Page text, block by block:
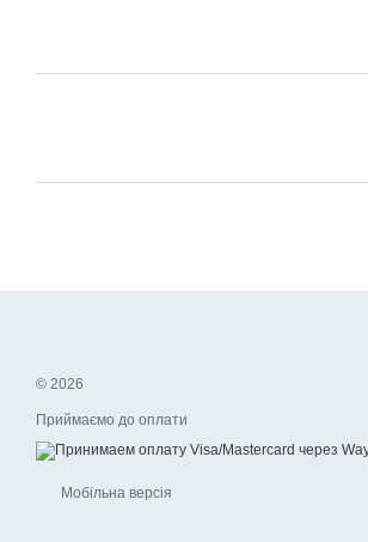
© 2026
Приймаємо до оплати
Мобільна версія